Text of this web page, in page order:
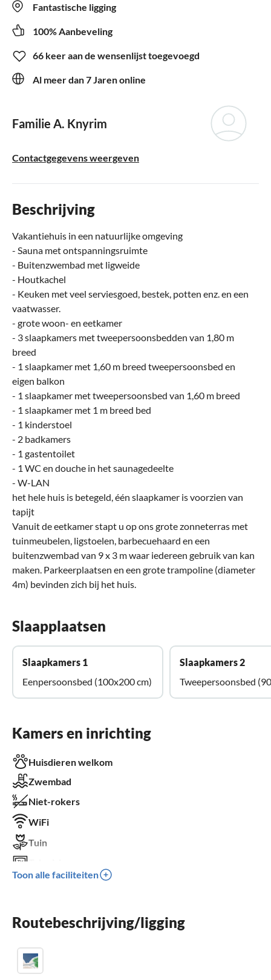
Fantastische ligging
100% Aanbeveling
66 keer aan de wensenlijst toegevoegd
Al meer dan 7 Jaren online
Familie A. Knyrim
Contactgegevens weergeven
Beschrijving
Vakantiehuis in een natuurlijke omgeving
- Sauna met ontspanningsruimte
- Buitenzwembad met ligweide
- Houtkachel
- Keuken met veel serviesgoed, bestek, potten enz. en een
vaatwasser.
- grote woon- en eetkamer
- 3 slaapkamers met tweepersoonsbedden van 1,80 m
breed
- 1 slaapkamer met 1,60 m breed tweepersoonsbed en
eigen balkon
- 1 slaapkamer met tweepersoonsbed van 1,60 m breed
- 1 slaapkamer met 1 m breed bed
- 1 kinderstoel
- 2 badkamers
- 1 gastentoilet
- 1 WC en douche in het saunagedeelte
- W-LAN
het hele huis is betegeld, één slaapkamer is voorzien van
tapijt
Vanuit de eetkamer stapt u op ons grote zonneterras met
tuinmeubelen, ligstoelen, barbecuehaard en een
buitenzwembad van 9 x 3 m waar iedereen gebruik van kan
maken. Parkeerplaatsen en een grote trampoline (diameter
4m) bevinden zich bij het huis.
Slaapplaatsen
Slaapkamers 1
Eenpersoonsbed (100x200 cm)
Slaapkamers 2
Tweepersoonsbed
Kamers en inrichting
Huisdieren welkom
Zwembad
Niet-rokers
WiFi
Tuin
Terras
Sauna
Toon alle faciliteiten
Routebeschrijving/ligging